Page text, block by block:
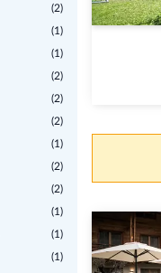
(2)
(1)
(1)
(2)
(2)
(2)
(1)
(2)
(2)
(1)
(1)
(1)